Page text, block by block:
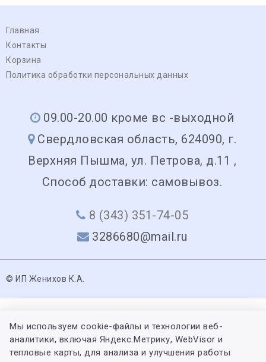
Главная
Контакты
Корзина
Политика обработки персональных данных
09.00-20.00 кроме вс -выходной
Свердловская область, 624090, г.
Верхняя Пышма, ул. Петрова, д.11 ,
Способ доставки: самовывоз.
8 (343) 351-74-05
3286680@mail.ru
© ИП Женихов К.А.
Мы используем cookie-файлы и технологии веб-
аналитики, включая Яндекс.Метрику, WebVisor и
тепловые карты, для анализа и улучшения работы